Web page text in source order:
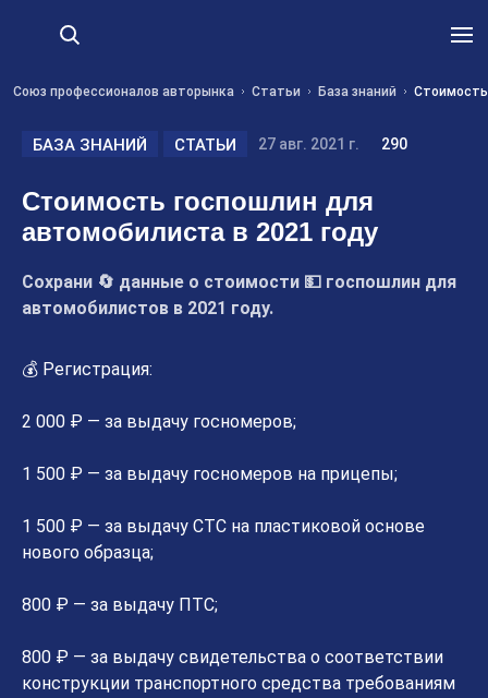
Союз профессионалов авторынка Статьи База знаний Стоимость
БАЗА ЗНАНИЙ СТАТЬИ 27 авг. 2021 г. 290
Стоимость госпошлин для
автомобилиста в 2021 году
Сохрани 🔄 данные о стоимости 💵 госпошлин для
автомобилистов в 2021 году.
💰 Регистрация:
2 000 ₽ — за выдачу госномеров;
1 500 ₽ — за выдачу госномеров на прицепы;
1 500 ₽ — за выдачу СТС на пластиковой основе
нового образца;
800 ₽ — за выдачу ПТС;
800 ₽ — за выдачу свидетельства о соответствии
конструкции транспортного средства требованиям